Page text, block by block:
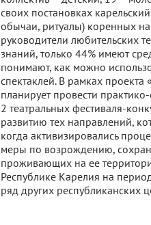
своих постановках
обычаи, ритуалы) коренных
руководители любительских
знаний, только 44% имеют
понимают, как можно
спектаклей. В рамках
планирует провести
2 театральных фестиваля-
развитию тех направлений,
когда активизировались
меры по возрождению,
проживающих на ее
Республике Карелия на
ряд других республиканских